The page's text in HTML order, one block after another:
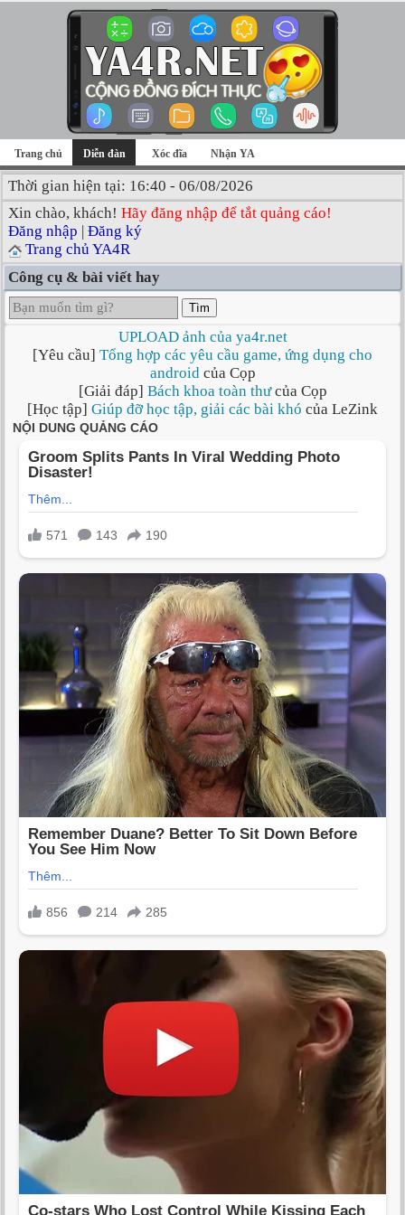
Trang chủ Diễn đàn Xóc đĩa Nhận YA
Thời gian hiện tại: 16:40 - 06/08/2026
Xin chào, khách! Hãy đăng nhập để tắt quảng cáo!
Đăng nhập | Đăng ký
Trang chủ YA4R
Công cụ & bài viết hay
Tìm
UPLOAD ảnh của ya4r.net
[Yêu cầu] Tổng hợp các yêu cầu game, ứng dụng cho
androidcủa Cọp
[Giải đáp] Bách khoa toàn thưcủa Cọp
[Học tập] Giúp đỡ học tập, giải các bài khó của LeZink